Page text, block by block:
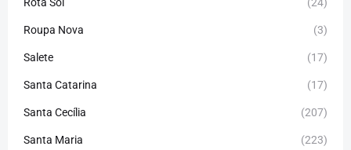
Roupa Nova (3)
Salete (17)
Santa Catarina (17)
Santa Cecília (207)
Santa Maria (223)